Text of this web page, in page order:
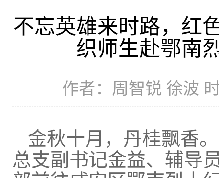
不忘英雄来时路，
织师生赴鄂南
作者：周智锐 徐波
金秋十月，丹桂飘香
总支副书记金益、辅导